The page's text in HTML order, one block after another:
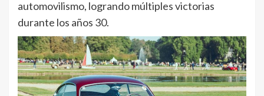
automovilismo, logrando múltiples victorias
durante los años 30.